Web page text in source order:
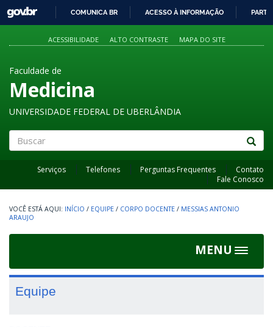
PARA
O
GOVBR
COMUNICA BR ACESSO À INFORMAÇÃO
ACESSIBILIDADE ALTO CONTRASTE MAPA DO SITE
Faculdade de
Medicina
UNIVERSIDADE FEDERAL DE UBERLÂNDIA
Serviços Telefones Perguntas Frequentes
Contato
Fale Conosco
INÍCIO / EQUIPE / CORPO DOCENTE / MESSIAS ANTONIO
ARAUJO
MENU
Toggle
Equipe